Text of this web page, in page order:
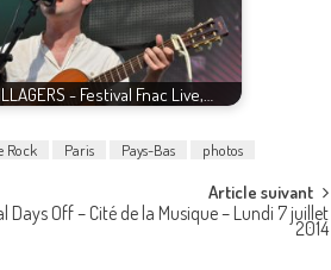
- Festival Fnac Live,…
Rock Paris Pays-Bas photos
Article suivant
Days Off – Cité de la Musique – Lundi 7 juillet
2014